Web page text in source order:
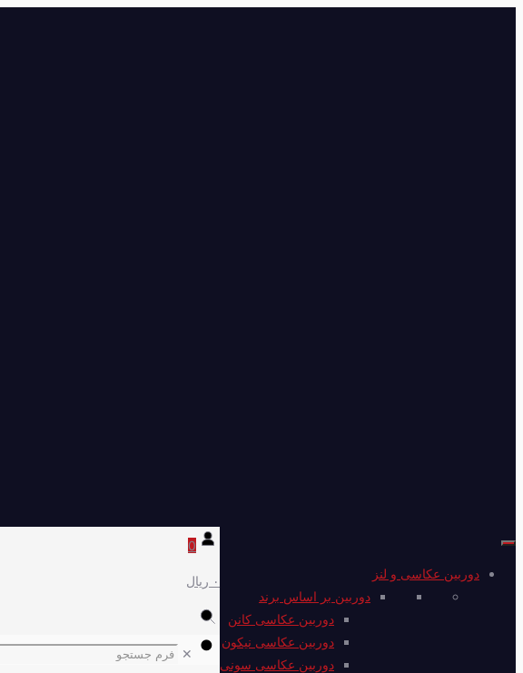
دوربین عکاسی و لنز
دوربین بر اساس برند
دوربین عکاسی کانن
دوربین عکاسی نیکون
دوربین عکاسی سونی
0
۰ ریال
✕